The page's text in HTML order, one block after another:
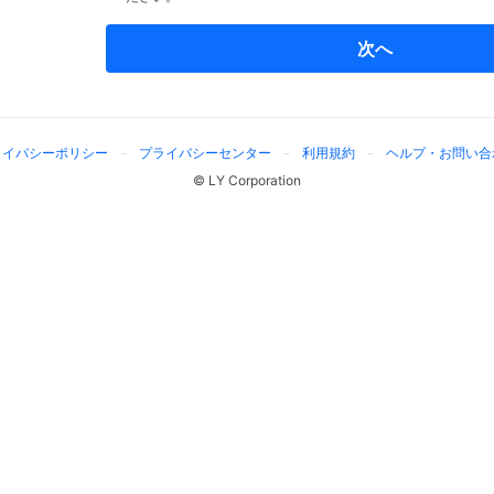
次へ
バシーポリシー プライバシーセンター 利用規約
ヘルプ・お問い
© LY Corporation